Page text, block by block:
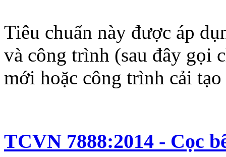
Tiêu chuẩn này được áp
và công trình (sau đây gọi
mới hoặc công trình cải
TCVN 7888:2014 - Cọc